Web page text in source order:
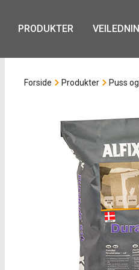
PRODUKTER
Forside Produkter Puss